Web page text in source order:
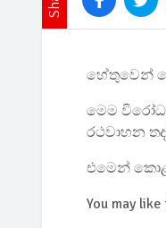
හේතුවෙන්
මෙම
රථවාහන
එමෙන්
You may